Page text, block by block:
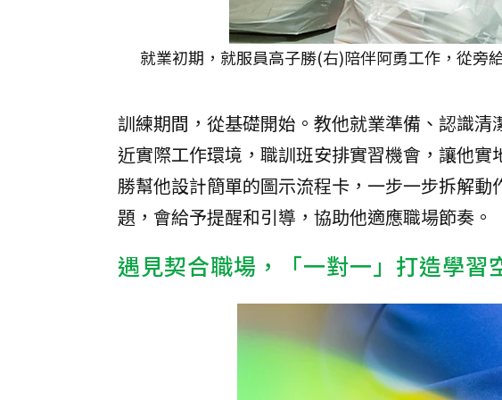
就業初期，就服員高子勝(右)陪伴阿勇工作，從旁
訓練期間，從基礎開始。教他就業準備、認識
近實際工作環境，職訓班安排實習機會，讓他
勝幫他設計簡單的圖示流程卡，一步一步拆解
題，會給予提醒和引導，協助他適應職場節奏。
遇見契合職場，「一對一」打造學習